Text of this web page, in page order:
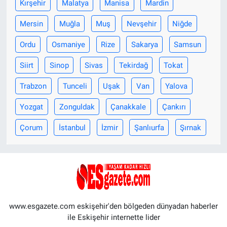
Kırşehir Malatya Manisa Mardin
Mersin Muğla Muş Nevşehir Niğde
Ordu Osmaniye Rize Sakarya Samsun
Siirt Sinop Sivas Tekirdağ Tokat
Trabzon Tunceli Uşak Van Yalova
Yozgat Zonguldak Çanakkale Çankırı
Çorum İstanbul İzmir Şanlıurfa Şırnak
www.esgazete.com eskişehir'den bölgeden dünyadan haberler
ile Eskişehir internette lider